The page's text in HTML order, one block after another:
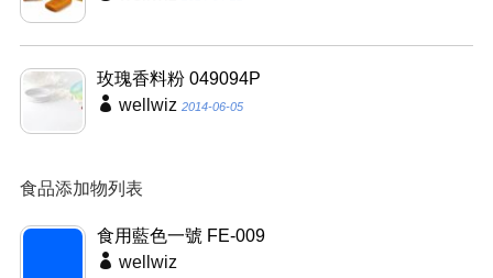
玫瑰香料粉 049094P
wellwiz 2014-06-05
食品添加物列表
食用藍色一號 FE-009
wellwiz